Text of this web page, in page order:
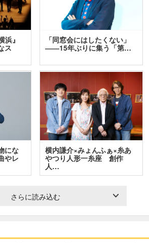
浜』
ス
「同窓会にはしたくない」
――15年ぶりに集う「第…
にな
やレ
横内謙介×みょんふぁ×糸あ
やつり人形一糸座 創作
人…
さらに読み込む